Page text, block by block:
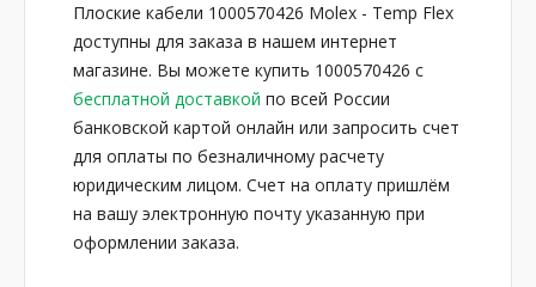
Плоские кабели 1000570426 Molex - Temp Flex
доступны для заказа в нашем интернет
магазине. Вы можете купить 1000570426 с
бесплатной доставкой по всей России
банковской картой онлайн или запросить счет
для оплаты по безналичному расчету
юридическим лицом. Счет на оплату пришлём
на вашу электронную почту указанную при
оформлении заказа.